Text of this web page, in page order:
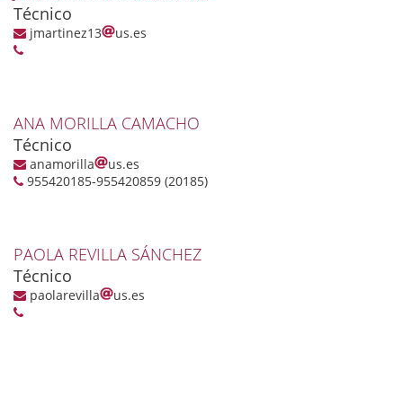
Técnico
jmartinez13 us.es
ANA MORILLA CAMACHO
Técnico
anamorilla
us.es
955420185-955420859 (20185)
PAOLA REVILLA SÁNCHEZ
Técnico
paolarevilla us.es